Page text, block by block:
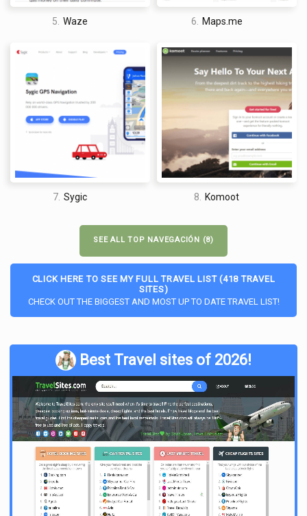
5. Waze 6. Maps.me
7. Sygic 8. Komoot
SEE ALL TOP NAVEGACIÓN (8)
CLICK HERE TO SEE MY FULL TRAVEL LIST (418 TRAVEL
SITES)
CHECK OUT THE BIGGEST AND MOST UP TO DATE TRAVEL LIST!
Best Travel sites of 2026!